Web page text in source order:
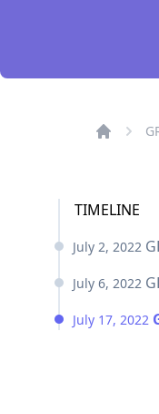
TIMELINE
July 2, 2022
July 6, 2022
July 17, 2022